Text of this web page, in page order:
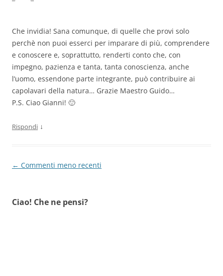
Che invidia! Sana comunque, di quelle che provi solo
perchè non puoi esserci per imparare di più, comprendere
e conoscere e, soprattutto, renderti conto che, con
impegno, pazienza e tanta, tanta conoscienza, anche
l’uomo, essendone parte integrante, può contribuire ai
capolavari della natura… Grazie Maestro Guido…
P.S. Ciao Gianni! 🙂
Rispondi ↓
Navigazione
← Commenti meno recenti
Ciao! Che ne pensi?